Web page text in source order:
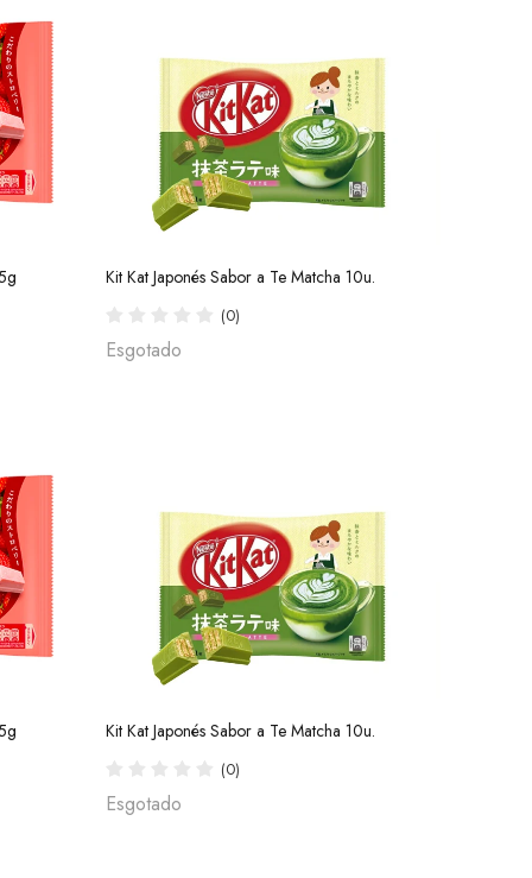
Kit Kat Japonés Sabor a Te Matcha 10u.
(0)
Esgotado
Kit Kat Japonés Sabor a Te Matcha 10u.
(0)
Esgotado